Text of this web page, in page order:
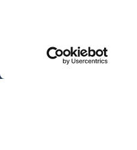
Talinhuipuntie 13, Helsinki